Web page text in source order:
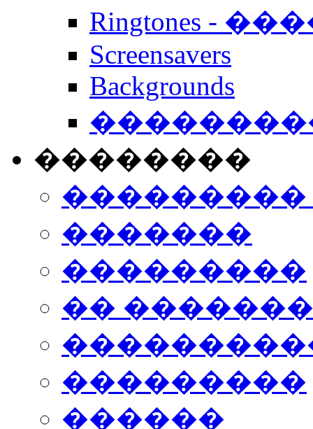
Ringtones -
Screensavers
Backgrounds
��������
���������
�������
���������
��
���������
������